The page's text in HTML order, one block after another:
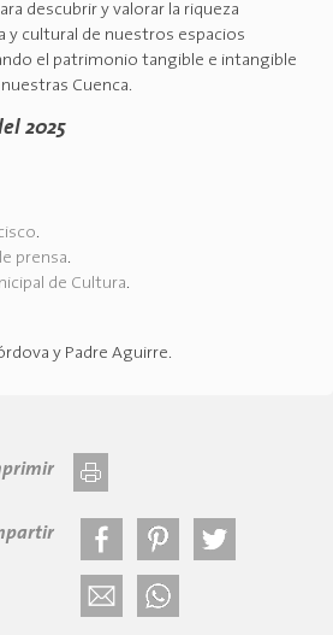
descubrir y valorar la riqueza
y cultural de nuestros espacios
el patrimonio tangible e intangible
Cuenca.
2025
.
prensa.
de Cultura.
y Padre Aguirre.